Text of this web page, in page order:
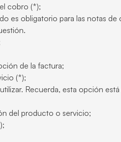
cobro (*);
es obligatorio para las notas
de la factura;
(*);
Recuerda, esta opción
del producto o servicio;